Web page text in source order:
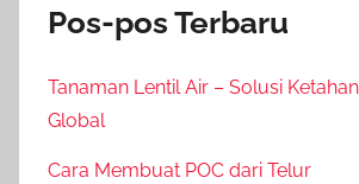
Pos-pos Terbaru
Tanaman Lentil Air – Solusi
Global
Cara Membuat POC dari Telur